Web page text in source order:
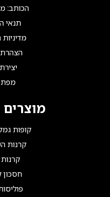
הכותב:
תנאי
הצהרת
מוצרים
קופות
קרנות
חסכון